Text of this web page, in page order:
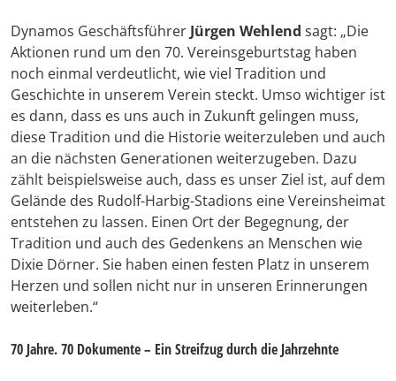
Dynamos Geschäftsführer Jürgen Wehlend sagt: „Die
Aktionen rund um den 70. Vereinsgeburtstag haben
noch einmal verdeutlicht, wie viel Tradition und
Geschichte in unserem Verein steckt. Umso wichtiger ist
es dann, dass es uns auch in Zukunft gelingen muss,
diese Tradition und die Historie weiterzuleben und auch
an die nächsten Generationen weiterzugeben. Dazu
zählt beispielsweise auch, dass es unser Ziel ist, auf dem
Gelände des Rudolf-Harbig-Stadions eine Vereinsheimat
entstehen zu lassen. Einen Ort der Begegnung, der
Tradition und auch des Gedenkens an Menschen wie
Dixie Dörner. Sie haben einen festen Platz in unserem
Herzen und sollen nicht nur in unseren Erinnerungen
weiterleben.“
70 Jahre. 70 Dokumente – Ein Streifzug durch die Jahrzehnte